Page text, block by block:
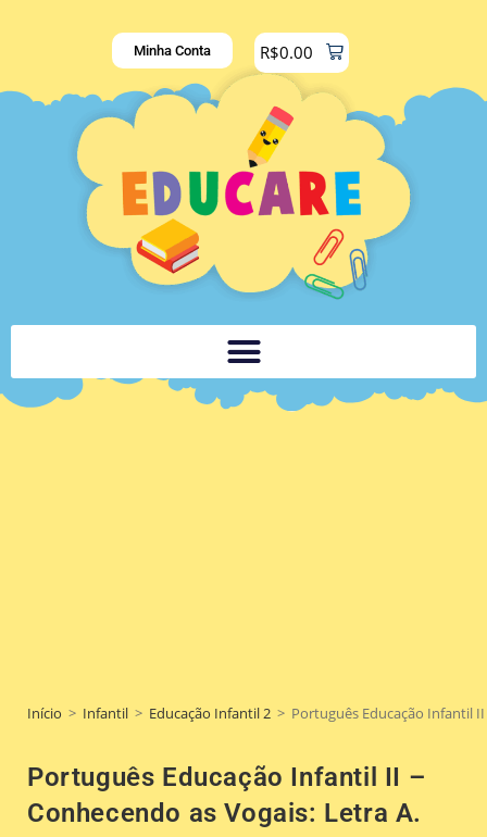
Minha Conta R$0.00
Início > Infantil > Educação Infantil 2 > Português Educação Infantil
Português Educação Infantil II –
Conhecendo as Vogais: Letra A.